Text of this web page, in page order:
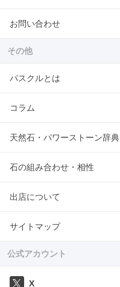
お問い合わせ
その他
パスクルとは
コラム
天然石・パワーストーン辞典
石の組み合わせ・相性
出店について
サイトマップ
公式アカウント
X